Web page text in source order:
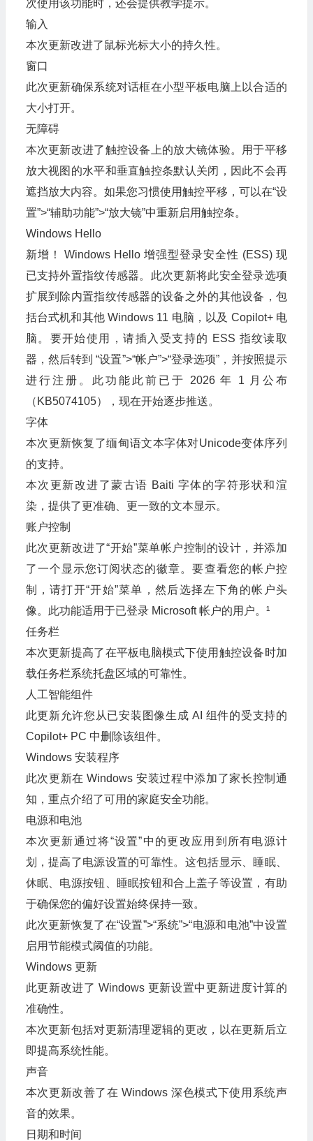
次使用该功能时，还会提供教学提示。
输入
本次更新改进了鼠标光标大小的持久性。
窗口
此次更新确保系统对话框在小型平板电脑上以合适的
大小打开。
无障碍
本次更新改进了触控设备上的放大镜体验。用于平移
放大视图的水平和垂直触控条默认关闭，因此不会再
遮挡放大内容。如果您习惯使用触控平移，可以在“设
置”>“辅助功能”>“放大镜”中重新启用触控条。
Windows Hello
新增！ Windows Hello 增强型登录安全性 (ESS) 现
已支持外置指纹传感器。此次更新将此安全登录选项
扩展到除内置指纹传感器的设备之外的其他设备，包
括台式机和其他 Windows 11 电脑，以及 Copilot+ 电
脑。要开始使用，请插入受支持的 ESS 指纹读取
器，然后转到 “设置”>“帐户”>“登录选项”，并按照提示
进行注册。此功能此前已于 2026 年 1 月公布
（KB5074105），现在开始逐步推送。
字体
本次更新恢复了缅甸语文本字体对Unicode变体序列
的支持。
本次更新改进了蒙古语 Baiti 字体的字符形状和渲
染，提供了更准确、更一致的文本显示。
账户控制
此次更新改进了“开始”菜单帐户控制的设计，并添加
了一个显示您订阅状态的徽章。要查看您的帐户控
制，请打开“开始”菜单，然后选择左下角的帐户头
像。此功能适用于已登录 Microsoft 帐户的用户。¹
任务栏
本次更新提高了在平板电脑模式下使用触控设备时加
载任务栏系统托盘区域的可靠性。
人工智能组件
此更新允许您从已安装图像生成 AI 组件的受支持的
Copilot+ PC 中删除该组件。
Windows 安装程序
此次更新在 Windows 安装过程中添加了家长控制通
知，重点介绍了可用的家庭安全功能。
电源和电池
本次更新通过将“设置”中的更改应用到所有电源计
划，提高了电源设置的可靠性。这包括显示、睡眠、
休眠、电源按钮、睡眠按钮和合上盖子等设置，有助
于确保您的偏好设置始终保持一致。
此次更新恢复了在“设置”>“系统”>“电源和电池”中设置
启用节能模式阈值的功能。
Windows 更新
此更新改进了 Windows 更新设置中更新进度计算的
准确性。
本次更新包括对更新清理逻辑的更改，以在更新后立
即提高系统性能。
声音
本次更新改善了在 Windows 深色模式下使用系统声
音的效果。
日期和时间